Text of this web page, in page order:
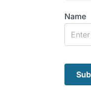
Name